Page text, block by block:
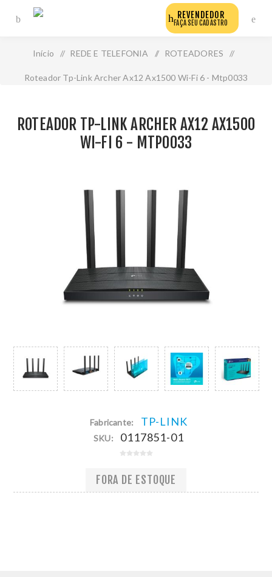
REVENDEDOR
FAÇA SEU CADASTRO
Início / REDE E TELEFONIA / ROTEADORES /
Roteador Tp-Link Archer Ax12 Ax1500 Wi-Fi 6 - Mtp0033
ROTEADOR TP-LINK ARCHER AX12 AX1500
WI-FI 6 - MTP0033
Fabricante: TP-LINK
SKU: 0117851-01
FORA DE ESTOQUE